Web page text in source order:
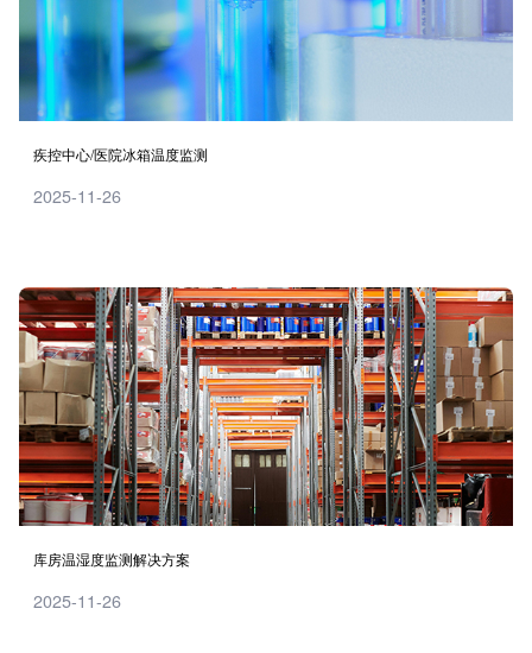
疾控中心/医院冰箱温度监测
2025-11-26
库房温湿度监测解决方案
2025-11-26